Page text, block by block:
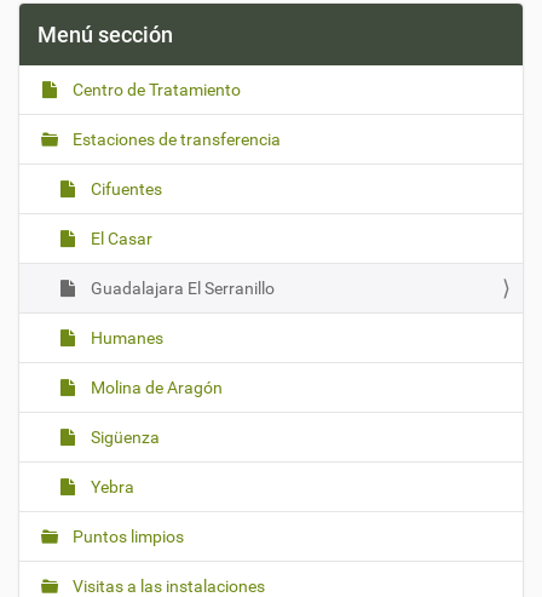
Menú sección
Centro de Tratamiento
Estaciones de transferencia
Cifuentes
El Casar
Guadalajara El Serranillo
Humanes
Molina de Aragón
Sigüenza
Yebra
Puntos limpios
Visitas a las instalaciones